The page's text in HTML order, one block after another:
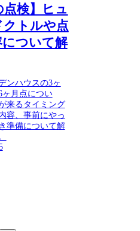
点検】ヒュ
クトルや点
ついて解
ンハウスの3ヶ
ヶ月点につい
来るタイミング
容、事前にやっ
準備について解